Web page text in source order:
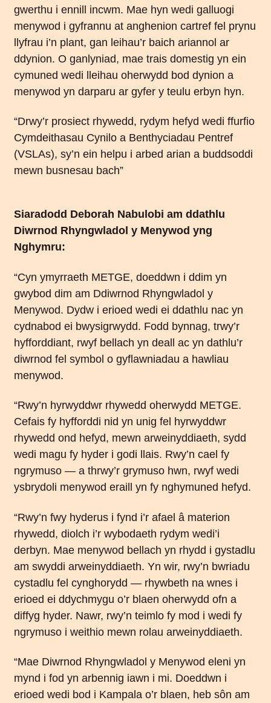
gwerthu i ennill incwm. Mae hyn wedi galluogi
menywod i gyfrannu at anghenion cartref fel prynu
llyfrau i’n plant, gan leihau’r baich ariannol ar
ddynion. O ganlyniad, mae trais domestig yn ein
cymuned wedi lleihau oherwydd bod dynion a
menywod yn darparu ar gyfer y teulu erbyn hyn.
“Drwy’r prosiect rhywedd, rydym hefyd wedi ffurfio
Cymdeithasau Cynilo a Benthyciadau Pentref
(VSLAs), sy’n ein helpu i arbed arian a buddsoddi
mewn busnesau bach”
Siaradodd Deborah Nabulobi am ddathlu
Diwrnod Rhyngwladol y Menywod yng
Nghymru:
“Cyn ymyrraeth METGE, doeddwn i ddim yn
gwybod dim am Ddiwrnod Rhyngwladol y
Menywod. Dydw i erioed wedi ei ddathlu nac yn
cydnabod ei bwysigrwydd. Fodd bynnag, trwy’r
hyfforddiant, rwyf bellach yn deall ac yn dathlu’r
diwrnod fel symbol o gyflawniadau a hawliau
menywod.
“Rwy’n hyrwyddwr rhywedd oherwydd METGE.
Cefais fy hyfforddi nid yn unig fel hyrwyddwr
rhywedd ond hefyd, mewn arweinyddiaeth, sydd
wedi magu fy hyder i godi llais. Rwy’n cael fy
ngrymuso — a thrwy’r grymuso hwn, rwyf wedi
ysbrydoli menywod eraill yn fy nghymuned hefyd.
“Rwy’n fwy hyderus i fynd i’r afael â materion
rhywedd, diolch i’r wybodaeth rydym wedi’i
derbyn. Mae menywod bellach yn rhydd i gystadlu
am swyddi arweinyddiaeth. Yn wir, rwy’n bwriadu
cystadlu fel cynghorydd — rhywbeth na wnes i
erioed ei ddychmygu o’r blaen oherwydd ofn a
diffyg hyder. Nawr, rwy’n teimlo fy mod i wedi fy
ngrymuso i weithio mewn rolau arweinyddiaeth.
“Mae Diwrnod Rhyngwladol y Menywod eleni yn
mynd i fod yn arbennig iawn i mi. Doeddwn i
erioed wedi bod i Kampala o’r blaen, heb sôn am